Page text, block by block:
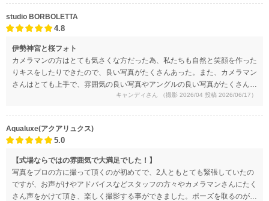
studio BORBOLETTA
4.8
伊勢神宮と桜フォト
カメラマンの方はとても気さくな方だった為、私たちも自然と笑顔を作った
りキスをしたりできたので、良い写真がたくさんあった。また、カメラマン
さんはとても上手で、雰囲気の良い写真やアングルの良い写真がたくさんあ
って、プロに任せてよかったなと思った。
キャンディさん （撮影 2026/04 投稿 2026/06/17）
Aqualuxe(アクアリュクス)
5.0
【式場ならではの雰囲気で大満足でした！】
写真をプロの方に撮って頂くのが初めてで、2人ともとても緊張していたの
ですが、お声がけやアドバイスなどスタッフの方々やカメラマンさんにたく
さん声をかけて頂き、楽しく撮影する事ができました。ポーズを取るのが苦